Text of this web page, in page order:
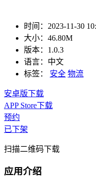
时间： 2023-11-30
大小： 46.80M
版本： 1.0.3
语言： 中文
标签：
安全 物流
安卓版下载
APP Store下载
预约
已下架
扫描二维码下载
应用介绍